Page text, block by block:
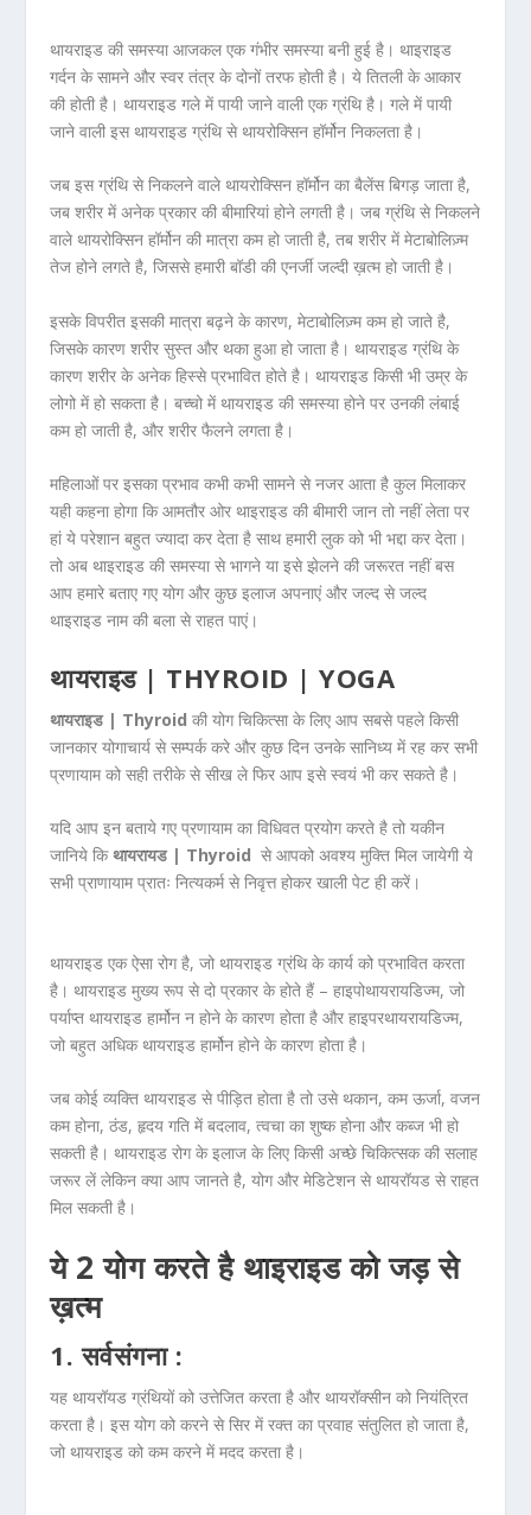
थायराइड की समस्या आजकल एक गंभीर समस्या बनी हुई है। थाइराइड
गर्दन के सामने और स्वर तंत्र के दोनों तरफ होती है। ये तितली के आकार
की होती है। थायराइड गले में पायी जाने वाली एक ग्रंथि है। गले में पायी
जाने वाली इस थायराइड ग्रंथि से थायरोक्सिन हॉर्मोन निकलता है।
जब इस ग्रंथि से निकलने वाले थायरोक्सिन हॉर्मोन का बैलेंस बिगड़ जाता है,
जब शरीर में अनेक प्रकार की बीमारियां होने लगती है। जब ग्रंथि से निकलने
वाले थायरोक्सिन हॉर्मोन की मात्रा कम हो जाती है, तब शरीर में मेटाबोलिज़्म
तेज होने लगते है, जिससे हमारी बॉडी की एनर्जी जल्दी ख़त्म हो जाती है।
इसके विपरीत इसकी मात्रा बढ़ने के कारण, मेटाबोलिज़्म कम हो जाते है,
जिसके कारण शरीर सुस्त और थका हुआ हो जाता है। थायराइड ग्रंथि के
कारण शरीर के अनेक हिस्से प्रभावित होते है। थायराइड किसी भी उम्र के
लोगो में हो सकता है। बच्चो में थायराइड की समस्या होने पर उनकी लंबाई
कम हो जाती है, और शरीर फैलने लगता है।
महिलाओं पर इसका प्रभाव कभी कभी सामने से नजर आता है कुल मिलाकर
यही कहना होगा कि आमतौर ओर थाइराइड की बीमारी जान तो नहीं लेता पर
हां ये परेशान बहुत ज्यादा कर देता है साथ हमारी लुक को भी भद्दा कर देता।
तो अब थाइराइड की समस्या से भागने या इसे झेलने की जरूरत नहीं बस
आप हमारे बताए गए योग और कुछ इलाज अपनाएं और जल्द से जल्द
थाइराइड नाम की बला से राहत पाएं।
थायराइड | THYROID | YOGA
थायराइड | Thyroid की योग चिकित्सा के लिए आप सबसे पहले किसी
जानकार योगाचार्य से सम्पर्क करे और कुछ दिन उनके सानिध्य में रह कर सभी
प्रणायाम को सही तरीके से सीख ले फिर आप इसे स्वयं भी कर सकते है।
यदि आप इन बताये गए प्रणायाम का विधिवत प्रयोग करते है तो यकीन
जानिये किथायरायड | Thyroid से आपको अवश्य मुक्ति मिल जायेगी ये
सभी प्राणायाम प्रातः नित्यकर्म से निवृत्त होकर खाली पेट ही करें।
थायराइड एक ऐसा रोग है, जो थायराइड ग्रंथि के कार्य को प्रभावित करता
है। थायराइड मुख्य रूप से दो प्रकार के होते हैं – हाइपोथायरायडिज्म, जो
पर्याप्त थायराइड हार्मोन न होने के कारण होता है और हाइपरथायरायडिज्म,
जो बहुत अधिक थायराइड हार्मोन होने के कारण होता है।
जब कोई व्यक्ति थायराइड से पीड़ित होता है तो उसे थकान, कम ऊर्जा, वजन
कम होना, ठंड, हृदय गति में बदलाव, त्वचा का शुष्क होना और कब्ज भी हो
सकती है। थायराइड रोग के इलाज के लिए किसी अच्छे चिकित्सक की सलाह
जरूर लें लेकिन क्या आप जानते है, योग और मेडिटेशन से थायरॉयड से राहत
मिल सकती है।
ये 2 योग करते है थाइराइड को जड़ से
ख़त्म
1. सर्वसंगना :
यह थायरॉयड ग्रंथियों को उत्तेजित करता है और थायरॉक्सीन को नियंत्रित
करता है। इस योग को करने से सिर में रक्त का प्रवाह संतुलित हो जाता है,
जो थायराइड को कम करने में मदद करता है।